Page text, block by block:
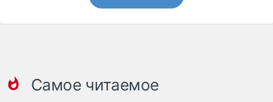
Самое читаемое